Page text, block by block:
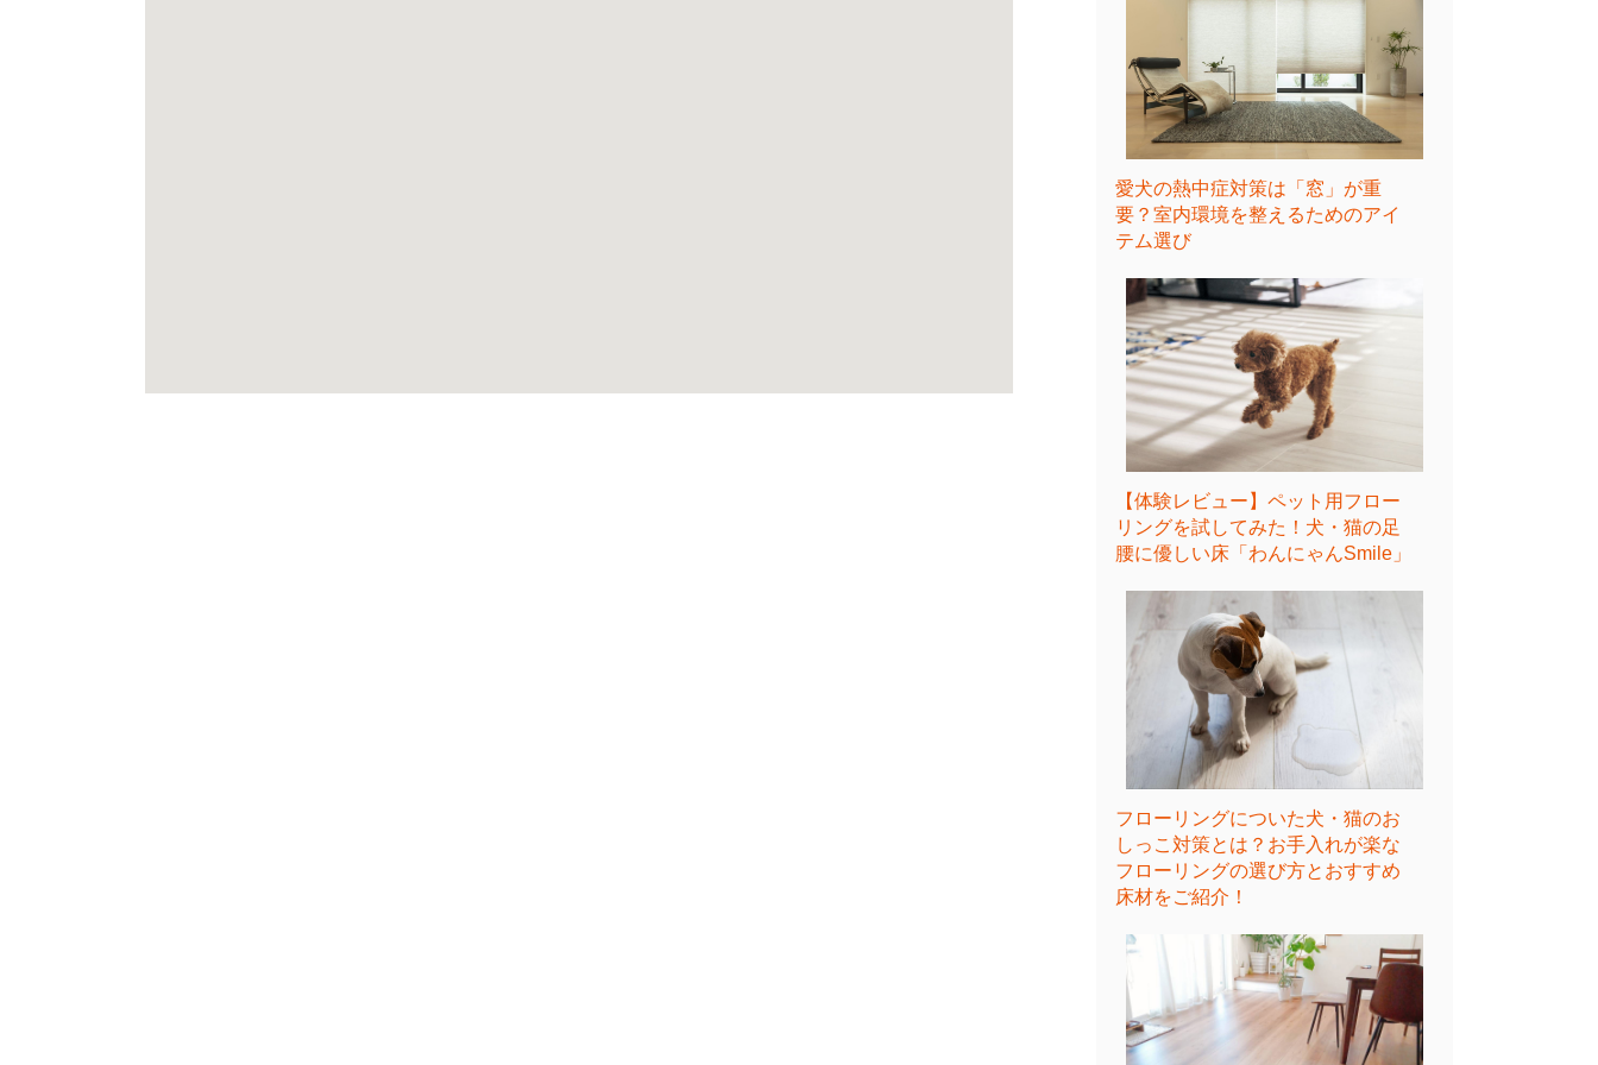
愛犬の熱中症対策は「窓」が重
要？室内環境を整えるためのアイ
テム選び
【体験レビュー】ペット用フロー
リングを試してみた！犬・猫の足
腰に優しい床「わんにゃんSmile」
フローリングについた犬・猫のお
しっこ対策とは？お手入れが楽な
フローリングの選び方とおすすめ
床材をご紹介！